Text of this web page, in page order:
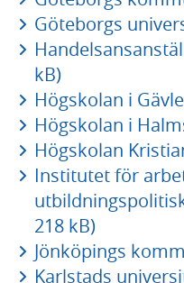
Göteborgs
kB)
Högskolan i
Högskolan i
Högskolan
Institutet för
218 kB)
Jönköpings
Karlstads